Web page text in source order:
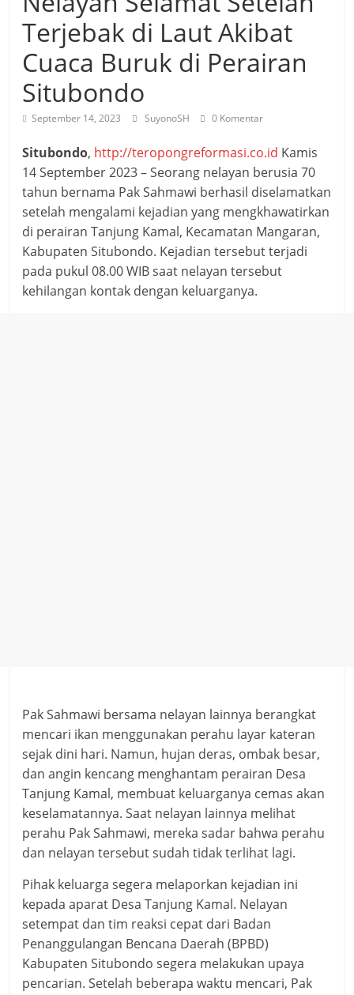
Terjebak di Laut Akibat
Cuaca Buruk di Perairan
Situbondo
September 14, 2023 SuyonoSH 0 Komentar
Situbondo, http://teropongreformasi.co.id Kamis
14 September 2023 – Seorang nelayan berusia 70
tahun bernama Pak Sahmawi berhasil diselamatkan
setelah mengalami kejadian yang mengkhawatirkan
di perairan Tanjung Kamal, Kecamatan Mangaran,
Kabupaten Situbondo. Kejadian tersebut terjadi
pada pukul 08.00 WIB saat nelayan tersebut
kehilangan kontak dengan keluarganya.
Pak Sahmawi bersama nelayan lainnya berangkat
mencari ikan menggunakan perahu layar kateran
sejak dini hari. Namun, hujan deras, ombak besar,
dan angin kencang menghantam perairan Desa
Tanjung Kamal, membuat keluarganya cemas akan
keselamatannya. Saat nelayan lainnya melihat
perahu Pak Sahmawi, mereka sadar bahwa perahu
dan nelayan tersebut sudah tidak terlihat lagi.
Pihak keluarga segera melaporkan kejadian ini
kepada aparat Desa Tanjung Kamal. Nelayan
setempat dan tim reaksi cepat dari Badan
Penanggulangan Bencana Daerah (BPBD)
Kabupaten Situbondo segera melakukan upaya
pencarian. Setelah beberapa waktu mencari, Pak